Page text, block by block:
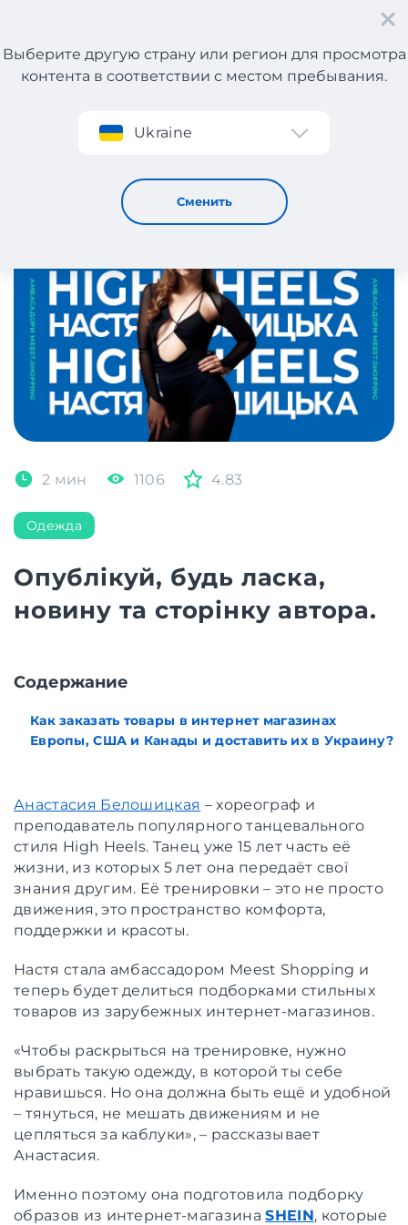
Регистрация
Выберите другую страну или регион для просмотра
контента в соответствии с местом пребывания.
Ukraine
Сменить
Опублікуй, будь ласка, новину та сторінку автора.
2 мин 1106 4.83
Одежда
Опублікуй, будь ласка,
новину та сторінку автора.
Содержание
Как заказать товары в интернет магазинах
Европы, США и Канады и доставить их в Украину?
Анастасия Белошицкая – хореограф и
преподаватель популярного танцевального
стиля High Heels. Танец уже 15 лет часть её
жизни, из которых 5 лет она передаёт свої
знания другим. Её тренировки – это не просто
движения, это пространство комфорта,
поддержки и красоты.
Настя стала амбассадором Meest Shopping и
теперь будет делиться подборками стильных
товаров из зарубежных интернет-магазинов.
«Чтобы раскрыться на тренировке, нужно
выбрать такую одежду, в которой ты себе
нравишься. Но она должна быть ещё и удобной
– тянуться, не мешать движениям и не
цепляться за каблуки», – рассказывает
Анастасия.
Именно поэтому она подготовила подборку
образов из интернет-магазинаSHEIN, которые